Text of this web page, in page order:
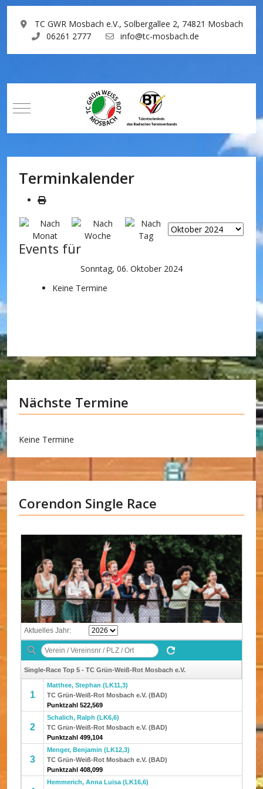
TC GWR Mosbach e.V., Solbergallee 2, 74821 Mosbach
06261 2777
info@tc-mosbach.de
Mobile Menu Toggle
Terminkalender
Events für
Sonntag, 06. Oktober 2024
Keine Termine
Nächste Termine
Keine Termine
Corendon Single Race